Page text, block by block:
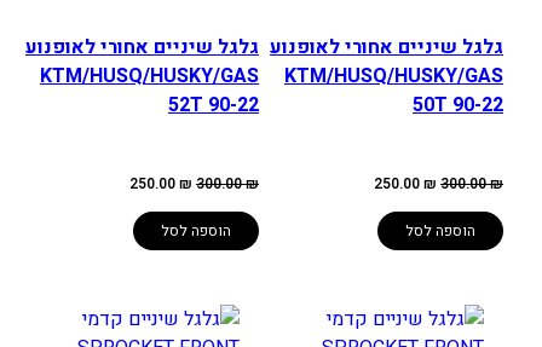
גלגל שיניים אחורי לאופנוע
KTM/HUSQ/HUSKY/GAS
50T 90-22
300.00₪ המחיר
היה:
300.00 ₪.
250.00₪
הוספה לסל
גלגל שיניים אחורי לאופנוע
KTM/HUSQ/HUSKY/GAS
52T 90-22
300.00₪ המחיר
היה:
300.00 ₪.
250.00₪
הוספה לסל